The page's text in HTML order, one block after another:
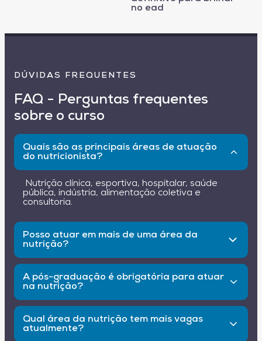
no ead
DÚVIDAS FREQUENTES
FAQ - Perguntas frequentes
sobre o curso
Quais são as principais áreas de atuação
do nutricionista?
Nutrição clínica, esportiva, hospitalar, saúde
pública, indústria, alimentação coletiva e
consultoria.
Posso atuar em mais de uma área da
nutrição?
Sim. Muitos nutricionistas atuam de forma
multiprofissional, conciliando diferentes frentes
de trabalho.
A pós-graduação é obrigatória para atuar
na nutrição?
Não é obrigatória, mas é altamente
recomendada para quem deseja se especializar,
se destacar no mercado e acessar melhores
oportunidades.
Qual área da nutrição tem mais vagas
atualmente?